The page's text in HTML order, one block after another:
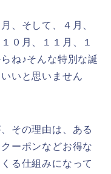
、そして、４月、
０月、１１月、１
ね♪そんな特別な誕
いと思いません
その理由は、ある
ーポンなどお得な
る仕組みになって